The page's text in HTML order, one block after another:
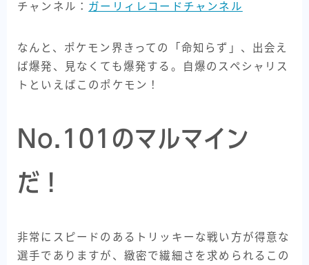
チャンネル： ガーリィレコードチャンネル
なんと、ポケモン界きっての「命知らず」、出会え
ば爆発、見なくても爆発する。自爆のスペシャリス
トといえばこのポケモン！
No.101のマルマイン
だ！
非常にスピードのあるトリッキーな戦い方が得意な
選手でありますが、緻密で繊細さを求められるこの